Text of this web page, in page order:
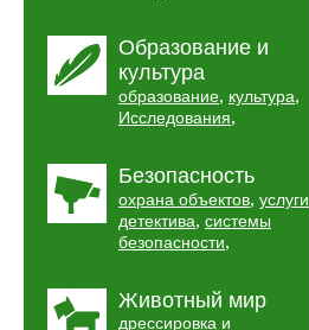
Образование и
культура
образование, культура,
Исследования,
Безопасность
охрана объектов, услуги
детектива, системы
безопасности,
Животный мир
дрессировка и